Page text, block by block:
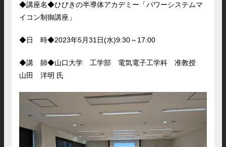
◆講座名◆ひびきの半導体アカデミー「パワーシステムマ
イコン制御講座」
◆日 時◆2023年5月31日(水)9:30～17:00
◆講 師◆山口大学 工学部 電気電子工学科 准教授
山田 洋明 氏